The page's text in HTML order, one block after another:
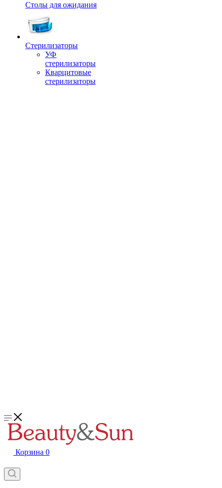
Столы для ожидания
Стерилизаторы
УФ
стерилизаторы
Кварцитовые
стерилизаторы
Корзина 0